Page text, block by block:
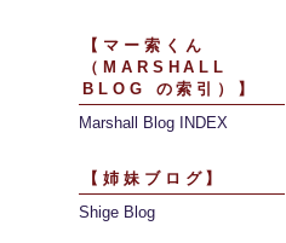
【マー索くん
（MARSHALL
BLOG の索引）】
Marshall Blog INDEX
【姉妹ブログ】
Shige Blog